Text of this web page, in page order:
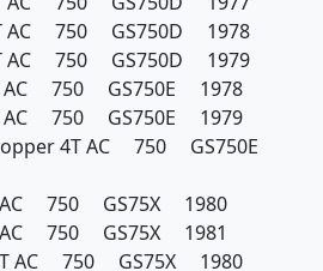
AC 750 GS750D 1978
AC 750 GS750D 1979
AC 750 GS750E 1978
AC 750 GS750E 1979
4T AC 750 GS750E
AC 750 GS75X 1980
AC 750 GS75X 1981
AC 750 GS75X 1980